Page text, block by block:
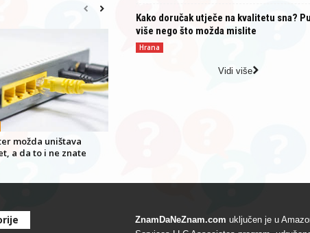
možda uništava
a da to i ne znate
Kako doručak utječe na kvalitetu sna?
više nego što možda mislite
Hrana
Vidi više
ZnamDaNeZnam.com uključen je u